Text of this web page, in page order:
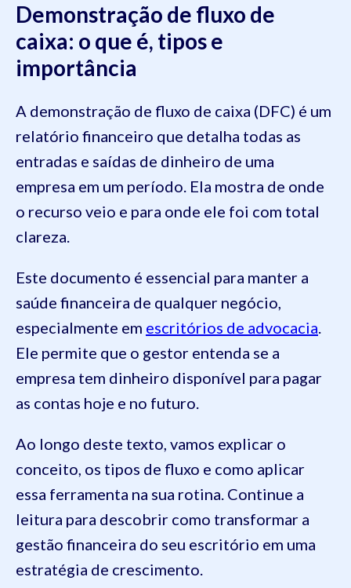
Demonstração de fluxo de
caixa: o que é, tipos e
importância
A demonstração de fluxo de caixa (DFC) é um
relatório financeiro que detalha todas as
entradas e saídas de dinheiro de uma
empresa em um período. Ela mostra de onde
o recurso veio e para onde ele foi com total
clareza.
Este documento é essencial para manter a
saúde financeira de qualquer negócio,
especialmente em escritórios de advocacia.
Ele permite que o gestor entenda se a
empresa tem dinheiro disponível para pagar
as contas hoje e no futuro.
Ao longo deste texto, vamos explicar o
conceito, os tipos de fluxo e como aplicar
essa ferramenta na sua rotina. Continue a
leitura para descobrir como transformar a
gestão financeira do seu escritório em uma
estratégia de crescimento.